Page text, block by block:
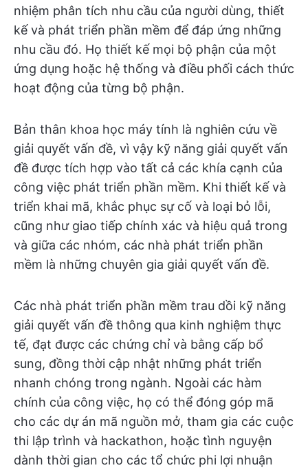
nhiệm phân tích nhu cầu của người dùng, thiết
kế và phát triển phần mềm để đáp ứng những
nhu cầu đó. Họ thiết kế mọi bộ phận của một
ứng dụng hoặc hệ thống và điều phối cách thức
hoạt động của từng bộ phận.
Bản thân khoa học máy tính là nghiên cứu về
giải quyết vấn đề, vì vậy kỹ năng giải quyết vấn
đề được tích hợp vào tất cả các khía cạnh của
công việc phát triển phần mềm. Khi thiết kế và
triển khai mã, khắc phục sự cố và loại bỏ lỗi,
cũng như giao tiếp chính xác và hiệu quả trong
và giữa các nhóm, các nhà phát triển phần
mềm là những chuyên gia giải quyết vấn đề.
Các nhà phát triển phần mềm trau dồi kỹ năng
giải quyết vấn đề thông qua kinh nghiệm thực
tế, đạt được các chứng chỉ và bằng cấp bổ
sung, đồng thời cập nhật những phát triển
nhanh chóng trong ngành. Ngoài các hàm
chính của công việc, họ có thể đóng góp mã
cho các dự án mã nguồn mở, tham gia các cuộc
thi lập trình và hackathon, hoặc tình nguyện
dành thời gian cho các tổ chức phi lợi nhuận